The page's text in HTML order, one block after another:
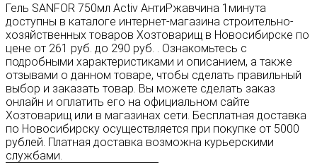
Гель SANFOR 750мл Activ АнтиРжавчина 1минута
доступны в каталоге интернет-магазина строительно-
хозяйственных товаров Хозтоварищ в Новосибирске по
цене от 261 руб. до 290 руб. . Ознакомьтесь с
подробными характеристиками и описанием, а также
отзывами о данном товаре, чтобы сделать правильный
выбор и заказать товар. Вы можете сделать заказ
онлайн и оплатить его на официальном сайте
Хозтоварищ или в магазинах сети. Бесплатная доставка
по Новосибирску осуществляется при покупке от 5000
рублей. Платная доставка возможна курьерскими
службами.